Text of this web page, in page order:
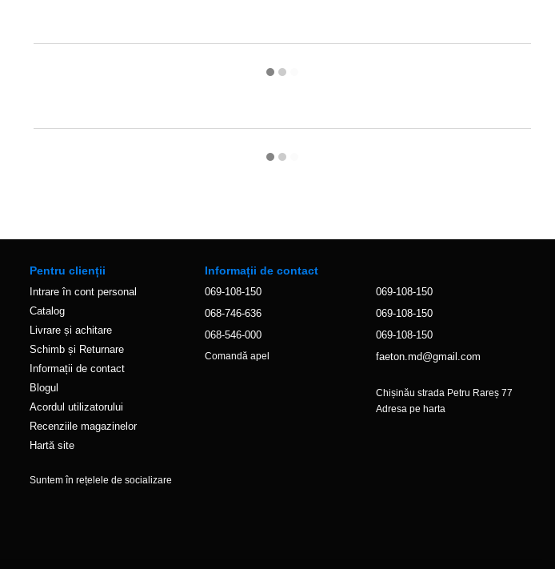
Pentru clienții
Intrare în cont personal
Catalog
Livrare și achitare
Schimb și Returnare
Informații de contact
Blogul
Acordul utilizatorului
Recenziile magazinelor
Hartă site
Suntem în rețelele de socializare
Informații de contact
069-108-150
068-746-636
068-546-000
Comandă apel
069-108-150
069-108-150
069-108-150
faeton.md@gmail.com
Chișinău strada Petru Rareș 77
Adresa pe harta